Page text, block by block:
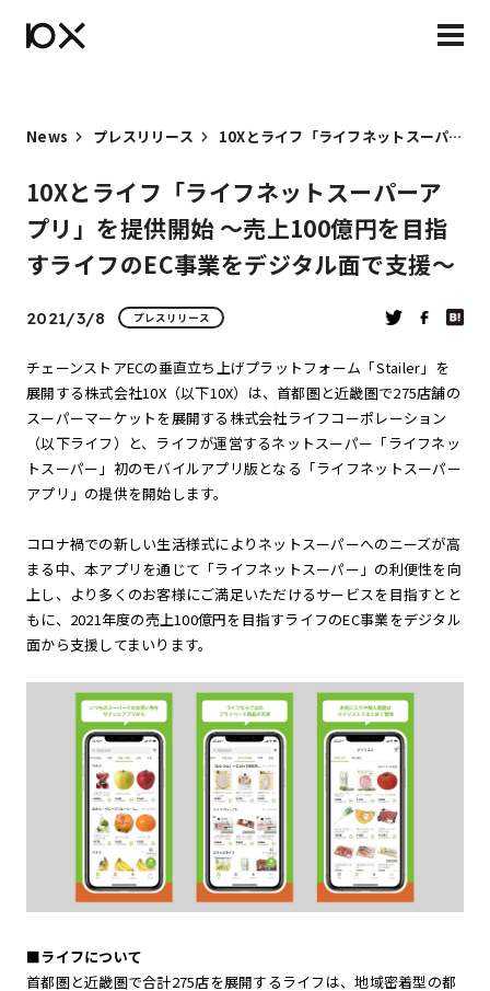
News プレスリリース 10Xとライフ「ライフネットスーパーアプリ」を提供開始 〜売上100億円を目指すライフのEC事業をデジタル面で支援〜
10Xとライフ「ライフネットスーパーア
プリ」を提供開始 〜売上100億円を目指
すライフのEC事業をデジタル面で支援〜
2021/3/8 プレスリリース
チェーンストアECの垂直立ち上げプラットフォーム「Stailer」を
展開する株式会社10X（以下10X）は、首都圏と近畿圏で275店舗の
スーパーマーケットを展開する株式会社ライフコーポレーション
（以下ライフ）と、ライフが運営するネットスーパー「ライフネッ
トスーパー」初のモバイルアプリ版となる「ライフネットスーパー
アプリ」の提供を開始します。
コロナ禍での新しい生活様式によりネットスーパーへのニーズが高
まる中、本アプリを通じて「ライフネットスーパー」の利便性を向
上し、より多くのお客様にご満足いただけるサービスを目指すとと
もに、2021年度の売上100億円を目指すライフのEC事業をデジタル
面から支援してまいります。
■ライフについて
首都圏と近畿圏で合計275店を展開するライフは、地域密着型の都